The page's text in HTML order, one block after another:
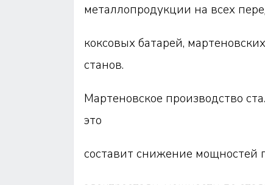
металлопродукции на всех
коксовых батарей,
станов.
Мартеновское производство
это
составит снижение мощностей